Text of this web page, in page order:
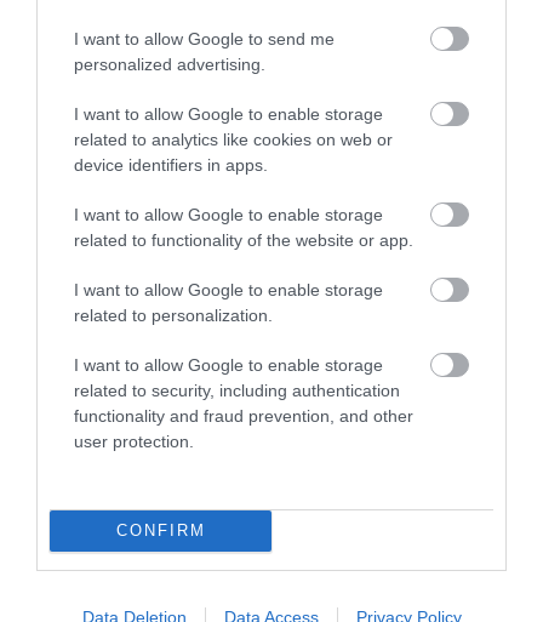
I want to allow Google to send me
personalized advertising.
I want to allow Google to enable storage
related to analytics like cookies on web or
device identifiers in apps.
I want to allow Google to enable storage
related to functionality of the website or app.
I want to allow Google to enable storage
related to personalization.
I want to allow Google to enable storage
related to security, including authentication
functionality and fraud prevention, and other
user protection.
CONFIRM
Data Deletion Data Access Privacy Policy
MIT EGYÜNK, HA 70 FELETT IS
MENNI A PIACRA?
FELJELENTÉS A GONDOSÓRA
VAN A SZOLGÁLTATÁS? 7
IDŐSNEK TUDNIA KELL A
VÁLASZT
2026. JÚLIUS 30.